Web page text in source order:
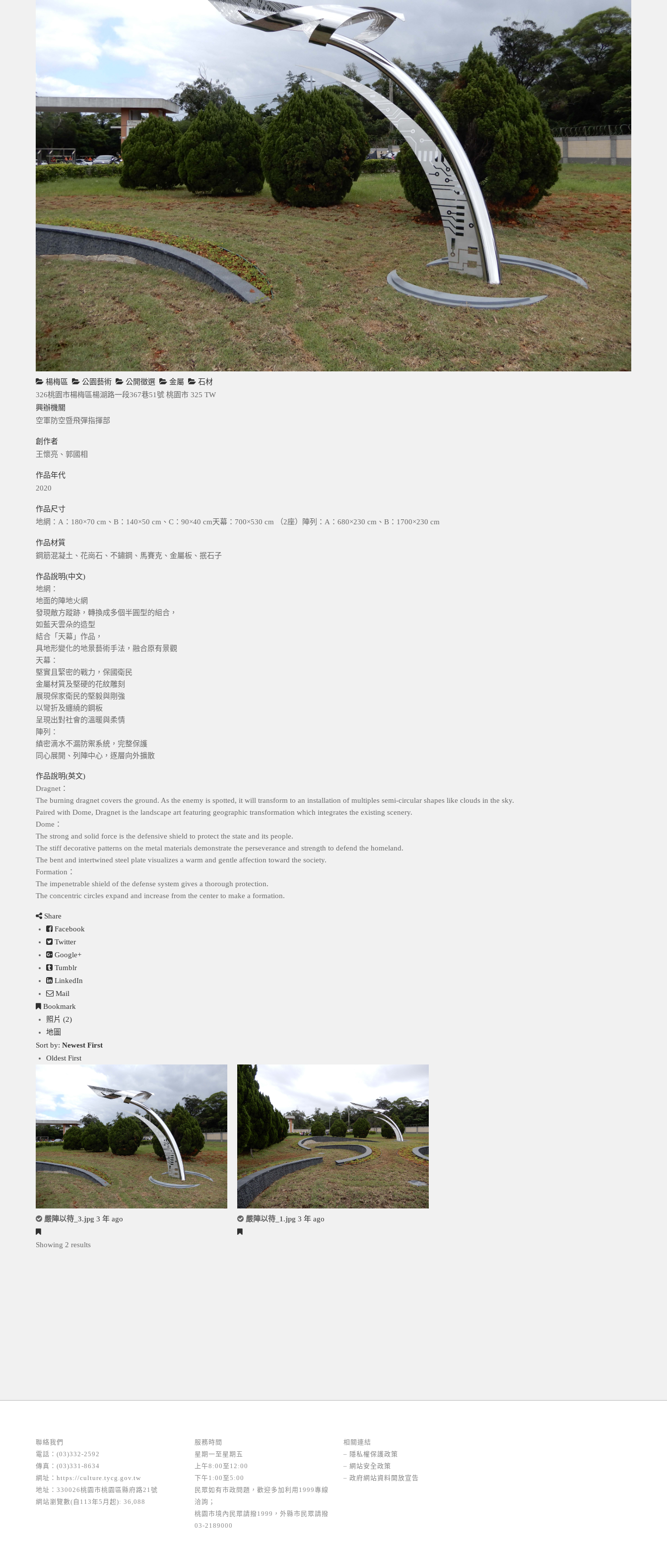
楊梅區 公園藝術 公開徵選 金屬
石材
326桃園市楊梅區楊湖路一段367巷51號 桃園市 325 TW
興辦機關
空軍防空暨飛彈指揮部
創作者
王懷亮、郭國相
作品年代
2020
作品尺寸
地網：A：180×70 cm、B：140×50 cm、C：90×40 cm天幕：700×530 cm （2座）陣列：A：680×230 cm、B：1700×230 cm
作品材質
鋼筋混凝土、花崗石、不鏽鋼、馬賽克、金屬板、抿石子
作品說明(中文)
地網：
地面的陣地火網
發現敵方蹤跡，轉換成多個半圓型的組合，
如藍天雲朵的造型
結合「天幕」作品，
具地形變化的地景藝術手法，融合原有景觀
天幕：
堅實且緊密的戰力，保國衛民
金屬材質及堅硬的花紋雕刻
展現保家衛民的堅毅與剛強
以彎折及纏繞的鋼板
呈現出對社會的溫暖與柔情
陣列：
縝密滴水不漏防禦系統，完整保護
同心展開、列陣中心，逐層向外擴散
作品說明(英文)
Dragnet：
The burning dragnet covers the ground. As the enemy is spotted, it will transform to an installation of multiples semi-circular shapes like clouds in the sky.
Paired with Dome, Dragnet is the landscape art featuring geographic transformation which integrates the existing scenery.
Dome：
The strong and solid force is the defensive shield to protect the state and its people.
The stiff decorative patterns on the metal materials demonstrate the perseverance and strength to defend the homeland.
The bent and intertwined steel plate visualizes a warm and gentle affection toward the society.
Formation：
The impenetrable shield of the defense system gives a thorough protection.
The concentric circles expand and increase from the center to make a formation.
Share
Facebook
Twitter
Google+
Tumblr
LinkedIn
Mail
Bookmark
照片 (2)
地圖
Sort by: Newest First
Oldest First
嚴陣以待_3.jpg 3 年 ago 嚴陣以待_1.jpg 3 年 ago
Showing 2 results
聯絡我們
電話：(03)332-2592
傳真：(03)331-8634
網址： https://culture.tycg.gov.tw
地址：330026桃園市桃園區縣府路21號
網站瀏覽數(自113年5月起): 36,088
服務時間
星期一至星期五
上午8:00至12:00
下午1:00至5:00
民眾如有市政問題，歡迎多加利用1999專線
洽詢；
桃園市境內民眾請撥1999，外縣市民眾請撥
03-2189000
相關連結
– 隱私權保護政策
– 網站安全政策
– 政府網站資料開放宣告